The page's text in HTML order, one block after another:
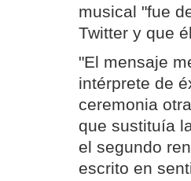
musical "fue
Twitter y que
"El mensaje
intérprete de
ceremonia
que sustituía
el segundo
escrito en